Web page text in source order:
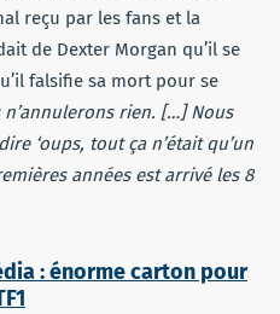
reçu par les fans et la
de Dexter Morgan qu’il se
falsifie sa mort pour se
n’annulerons rien. […] Nous
‘oups, tout ça n’était qu’un
années est arrivé les 8
: énorme carton pour